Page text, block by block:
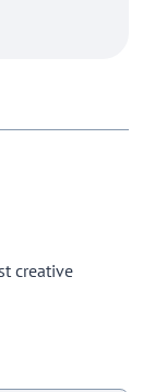
creative